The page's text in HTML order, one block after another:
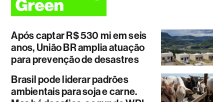
Após captar R$ 530 mi em seis
anos, União BR amplia atuação
para prevenção de desastres
Brasil pode liderar padrões
ambientais para soja e carne.